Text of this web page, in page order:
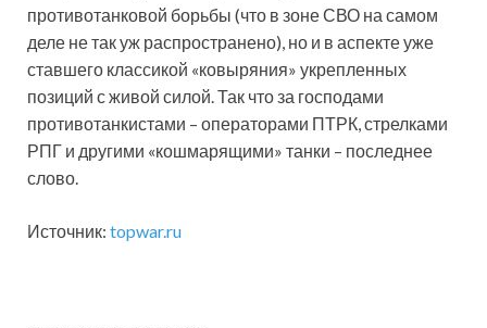
противотанковой борьбы (что в зоне СВО на самом
деле не так уж распространено), но и в аспекте уже
ставшего классикой «ковыряния» укрепленных
позиций с живой силой. Так что за господами
противотанкистами – операторами ПТРК, стрелками
РПГ и другими «кошмарящими» танки – последнее
слово.
Источник: topwar.ru